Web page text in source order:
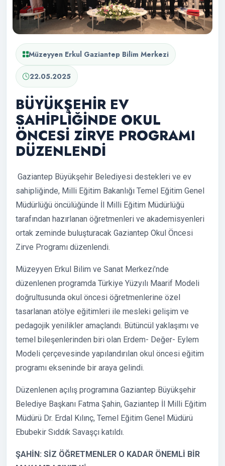
Müzeyyen Erkul Gaziantep Bilim Merkezi
22.05.2025
BÜYÜKŞEHİR EV
SAHİPLİĞİNDE OKUL
ÖNCESİ ZİRVE PROGRAMI
DÜZENLENDİ
Gaziantep Büyükşehir Belediyesi destekleri ve ev
sahipliğinde, Milli Eğitim Bakanlığı Temel Eğitim Genel
Müdürlüğü öncülüğünde İl Milli Eğitim Müdürlüğü
tarafından hazırlanan öğretmenleri ve akademisyenleri
ortak zeminde buluşturacak Gaziantep Okul Öncesi
Zirve Programı düzenlendi.
Müzeyyen Erkul Bilim ve Sanat Merkezi’nde
düzenlenen programda Türkiye Yüzyılı Maarif Modeli
doğrultusunda okul öncesi öğretmenlerine özel
tasarlanan atölye eğitimleri ile mesleki gelişim ve
pedagojik yenilikler amaçlandı. Bütüncül yaklaşımı ve
temel bileşenlerinden biri olan Erdem- Değer- Eylem
Modeli çerçevesinde yapılandırılan okul öncesi eğitim
programı ekseninde bir araya gelindi.
Düzenlenen açılış programına Gaziantep Büyükşehir
Belediye Başkanı Fatma Şahin, Gaziantep İl Milli Eğitim
Müdürü Dr. Erdal Kılınç, Temel Eğitim Genel Müdürü
Ebubekir Sıddık Savaşçı katıldı.
ŞAHİN: SİZ ÖĞRETMENLER O KADAR ÖNEMLİ BİR